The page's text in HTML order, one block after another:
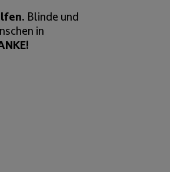
Blinde und
in